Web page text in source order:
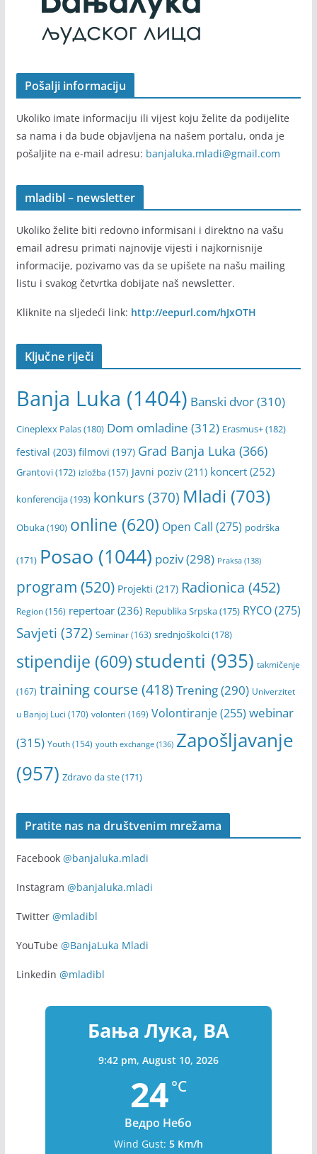
Pošalji informaciju
Ukoliko imate informaciju ili vijest koju želite da podijelite
sa nama i da bude objavljena na našem portalu, onda je
pošaljite na e-mail adresu: banjaluka.mladi@gmail.com
mladibl – newsletter
Ukoliko želite biti redovno informisani i direktno na vašu
email adresu primati najnovije vijesti i najkornisnije
informacije, pozivamo vas da se upišete na našu mailing
listu i svakog četvrtka dobijate naš newsletter.
Kliknite na sljedeći link: http://eepurl.com/hJxOTH
Ključne riječi
Banja Luka (1404) Banski dvor(310)
Cineplexx Palas(180) Dom omladine (312) Erasmus+(182)
festival (203) filmovi (197) Grad Banja Luka (366)
Grantovi(172) izložba (157) Javni poziv(211) koncert(252)
konferencija(193) konkurs(370) Mladi (703)
Obuka(190) online (620) Open Call (275) podrška
(171) Posao (1044) poziv(298) Praksa(138)
program (520) Projekti (217) Radionica (452)
Region(156) repertoar(236) Republika Srpska(175) RYCO(275)
Savjeti (372) Seminar(163) srednjoškolci(178)
stipendije (609)studenti (935) takmičenje
(167) training course(418) Trening(290) Univerzitet
u Banjoj Luci (170) volonteri (169) Volontiranje(255) webinar
(315) Youth(154) youth exchange(136) Zapošljavanje
(957) Zdravo da ste(171)
Pratite nas na društvenim mrežama
Facebook @banjaluka.mladi
Instagram @banjaluka.mladi
Twitter @mladibl
YouTube @BanjaLuka Mladi
Linkedin @mladibl
Бања Лука, BA
9:42 pm, August 10, 2026
24°C
Ведро Небо
Wind Gust: 5 Km/h